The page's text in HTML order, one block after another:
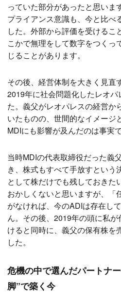
っていた部分があったと思いま
プライアンス意識も、今と比べ
した。外部から評価を受けるこ
こかで無理をして数字をつくっ
じることがあります。
その後、経営体制を大きく見直
2019年に社会問題化したレオ
た。義父がレオパレスの経営か
いたものの、世間的なイメージ
MDIにも影響が及んだのは事実で
当時MDIの代表取締役だった義
き、株式もすべて手放すという
として株だけでも残しておきた
おかしくないと思いますが、「
がなければ、今のADIは存在し
ん。その後、2019年の頭に私
けると同時に、義父の保有株を
した。
危機の中で選んだパートナ
脚”で築く今